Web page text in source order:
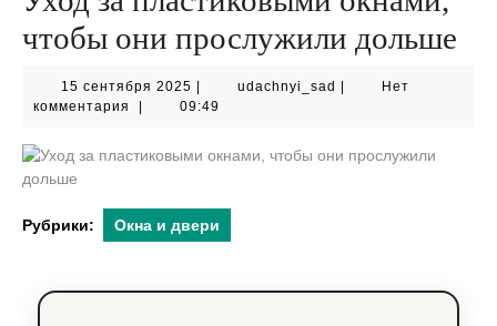
чтобы они прослужили дольше
15 сентября 2025 15
сентября
udachnyi_sad udachnyi_sad
Нет
комментария
09:49
Рубрики: Окна и двери